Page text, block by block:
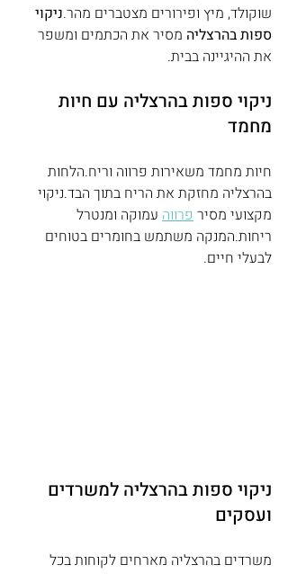
שוקולד, מיץ ופירורים מצטברים מהר.ניקוי
ספות בהרצליה מסיר את הכתמים ומשפר
את ההיגיינה בבית.
ניקוי ספות בהרצליה עם חיות
מחמד
חיות מחמד משאירות פרווה וריח.הלחות
בהרצליה מחזקת את הריח בתוך הבד.ניקוי
מקצועי מסיר פרווה עמוקה ומנטרל
ריחות.המנקה משתמש בחומרים בטוחים
לבעלי חיים.
ניקוי ספות בהרצליה למשרדים
ועסקים
משרדים בהרצליה מארחים לקוחות בכל